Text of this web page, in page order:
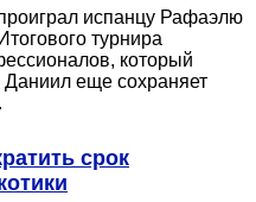
испанцу Рафаэлю
турнира
который
Даниил еще сохраняет
срок